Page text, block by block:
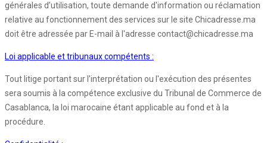
générales d’utilisation, toute demande d'information ou réclamation
relative au fonctionnement des services sur le site Chicadresse.ma
doit être adressée par E-mail à l'adresse contact@chicadresse.ma
Loi applicable et tribunaux compétents :
Tout litige portant sur l'interprétation ou l'exécution des présentes
sera soumis à la compétence exclusive du Tribunal de Commerce de
Casablanca, la loi marocaine étant applicable au fond et à la
procédure.